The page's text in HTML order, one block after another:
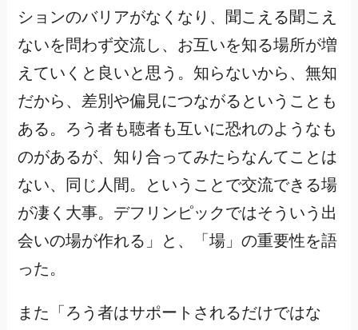
ションのバリアがなくなり、聞こえる聞こえ
ないを問わず交流し、お互いを知る場所が増
えていくと良いと思う。知らないから、無知
だから、差別や偏見につながるということも
ある。ろう者も聴者も互いに恐れのようなも
のがあるが、知り合ってみたらなんてことは
ない、同じ人間。ということで交流できる場
が凄く大事。デフリンピックではそういう出
会いの場が作れる」と、「場」の重要性を語
った。
また「ろう者はサポートされるだけではな